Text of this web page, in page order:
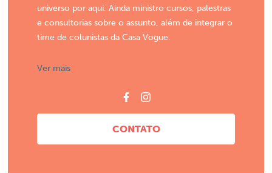
universo por aqui. Ainda ministro cursos, palestras
e consultorias sobre o assunto, além de integrar o
time de colunistas da Casa Vogue.
Ver mais
CONTATO